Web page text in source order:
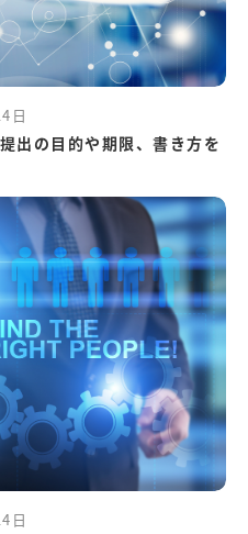
日
出の目的や期限、書き方を
日